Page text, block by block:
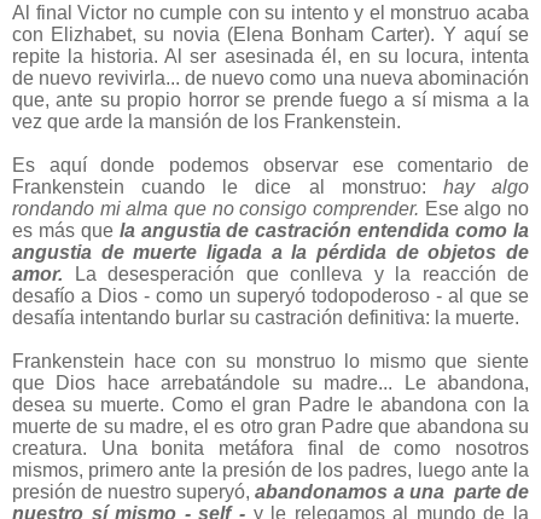
Al final Victor no cumple con su intento y el monstruo acaba
con Elizhabet, su novia (Elena Bonham Carter). Y aquí se
repite la historia. Al ser asesinada él, en su locura, intenta
de nuevo revivirla... de nuevo como una nueva abominación
que, ante su propio horror se prende fuego a sí misma a la
vez que arde la mansión de los Frankenstein.
Es aquí donde podemos observar ese comentario de
Frankenstein cuando le dice al monstruo: hay algo
rondando mi alma que no consigo comprender. Ese algo no
es más que la angustia de castración entendida como la
angustia de muerte ligada a la pérdida de objetos de
amor. La desesperación que conlleva y la reacción de
desafío a Dios - como un superyó todopoderoso - al que se
desafía intentando burlar su castración definitiva: la muerte.
Frankenstein hace con su monstruo lo mismo que siente
que Dios hace arrebatándole su madre... Le abandona,
desea su muerte. Como el gran Padre le abandona con la
muerte de su madre, el es otro gran Padre que abandona su
creatura. Una bonita metáfora final de como nosotros
mismos, primero ante la presión de los padres, luego ante la
presión de nuestro superyó,abandonamos a una parte de
nuestro sí mismo - self -y le relegamos al mundo de la